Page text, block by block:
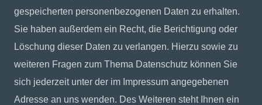
gespeicherten personenbezogenen Daten zu erhalten.
Sie haben außerdem ein Recht, die Berichtigung oder
Löschung dieser Daten zu verlangen. Hierzu sowie zu
weiteren Fragen zum Thema Datenschutz können Sie
sich jederzeit unter der im Impressum angegebenen
Adresse an uns wenden. Des Weiteren steht Ihnen ein